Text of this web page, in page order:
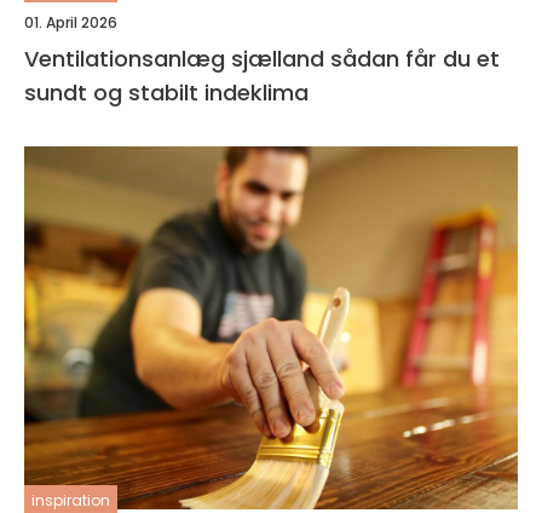
01. April 2026
Ventilationsanlæg sjælland sådan får du et
sundt og stabilt indeklima
inspiration